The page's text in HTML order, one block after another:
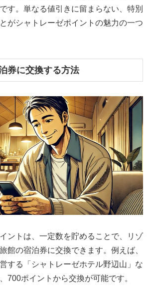
す。単なる値引きに留まらない、特別
がシャトレーゼポイントの魅力の一つ
券に交換する方法
ントは、一定数を貯めることで、リゾ
館の宿泊券に交換できます。例えば、
する「シャトレーゼホテル野辺山」な
700ポイントから交換が可能です。